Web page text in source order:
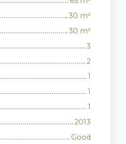
30 m²
30 m²
3
2
1
1
1
2013
Good